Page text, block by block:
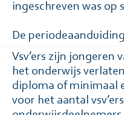
ingeschreven was op
De
Vsv’ers zijn jongeren
het onderwijs
diploma of minimaal
voor het aantal